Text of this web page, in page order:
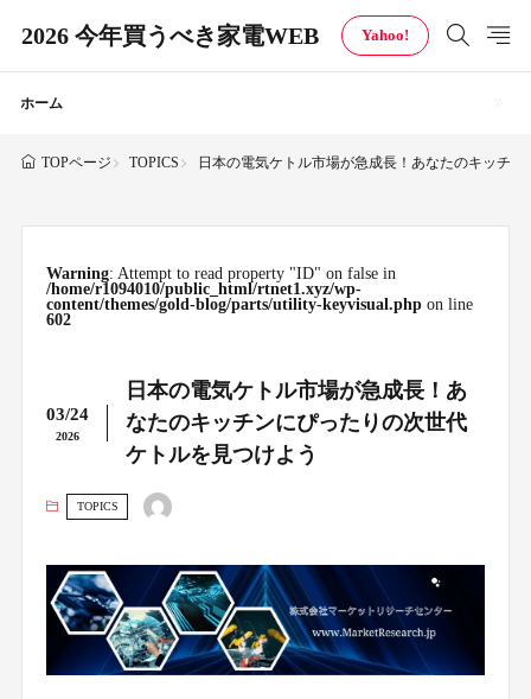
2026 今年買うべき家電WEB Yahoo!
ホーム
TOPページ TOPICS 日本の電気ケトル市場が急成長！あなたのキッチ
Warning: Attempt to read property "ID" on false in
/home/r1094010/public_html/rtnet1.xyz/wp-
content/themes/gold-blog/parts/utility-keyvisual.phpon line
602
03/24
2026
日本の電気ケトル市場が急成長！あ
なたのキッチンにぴったりの次世代
ケトルを見つけよう
TOPICS